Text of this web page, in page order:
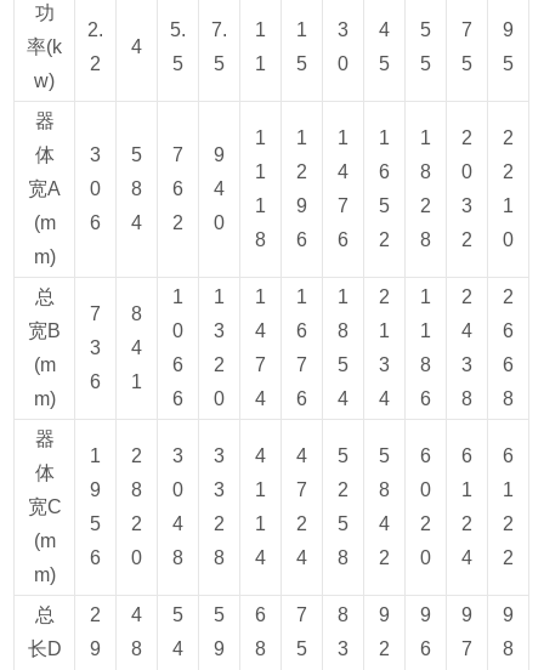
功
率(k
w)
2.
2
4
5.
5
7.
5
1
1
1
5
3
0
4
5
5
5
7
5
9
5
器
体
宽A
(m
m)
3
0
6
5
8
4
7
6
2
9
4
0
1
1
1
8
1
2
9
6
1
4
7
6
1
6
5
2
1
8
2
8
2
0
3
2
2
2
1
0
总
宽B
(m
m)
7
3
6
8
4
1
1
0
6
6
1
3
2
0
1
4
7
4
1
6
7
6
1
8
5
4
2
1
3
4
1
1
8
6
2
4
3
8
2
6
6
8
器
体
宽C
(m
m)
1
9
5
6
2
8
2
0
3
0
4
8
3
3
2
8
4
1
1
4
4
7
2
4
5
2
5
8
5
8
4
2
6
0
2
0
6
1
2
4
6
1
2
2
总
长D
2
9
4
8
5
4
5
9
6
8
7
5
8
3
9
2
9
6
9
7
9
8